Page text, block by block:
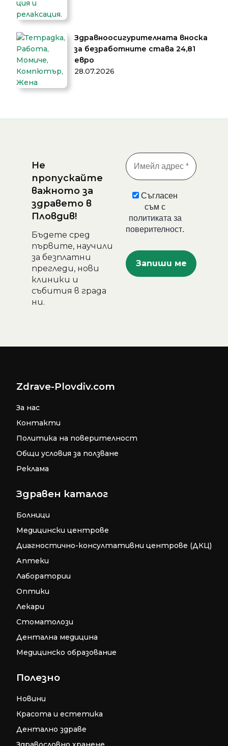
Здравноосигурителната вноска
за безработните става 24,81
евро
28.07.2026
Не
пропускайте
важното за
здравето в
Пловдив!
Бъдете сред
първите, научили
за безплатни
прегледи, нови
клиники и
събития в града
ни.
Съгласен
съм с
политиката за
поверителност.
Zdrave-Plovdiv.com
За нас
Контакти
Политика на поверителност
Общи условия за ползване
Реклама
Здравен каталог
Болници
Медицински центрове
Диагностично-консултативни центрове (ДКЦ)
Аптеки
Лаборатории
Оптики
Лекари
Стоматолози
Дентална медицина
Медицинско образование
Полезно
Новини
Красота и естетика
Дентално здраве